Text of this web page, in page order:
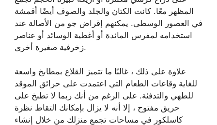
المظهر معًا. كانت الكتان والجلد والصوف أيضًا أقمشة
في العصور الوسطى. يمكنهم إقراض جو من الأصالة عند
استخدامه لمفرس المائدة أو أغطية الوسائد أو عناصر
زخرفية صغيرة أخرى.
علاوة على ذلك ، غالبًا ما تتميز القلاع بمطابخ واسعة
للغاية وقاعات الطعام التي اعتمدت على حرائق الموقد
للطهي والتدفئة. على الرغم من أنك ربما لا تطبخ على
حريق مفتوح ، إلا أنه لا يزال بإمكانك التقاط نظرة
كاسلكور في مساحات تجمع منزلك من خلال إنشاء